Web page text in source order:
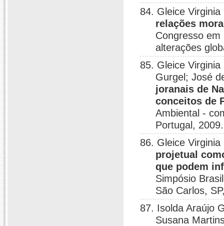
84. Gleice
relações
Congresso
alterações
85. Gleice
Gurgel; José
joranais de
conceitos de
Ambiental -
Portugal, 2009.
86. Gleice
projetual
que podem
Simpósio
São Carlos,
87. Isolda Araújo
Susana